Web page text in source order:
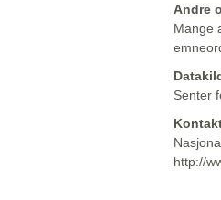
Andre
Mange
Senter
http://